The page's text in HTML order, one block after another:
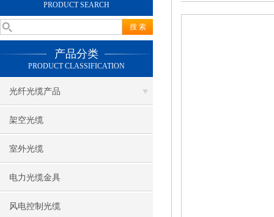
PRODUCT SEARCH
产品分类
PRODUCT CLASSIFICATION
光纤光缆产品
架空光缆
室外光缆
电力光缆金具
风电控制光缆